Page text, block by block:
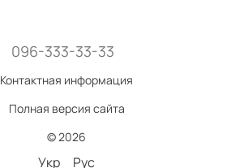
096-333-33-33
Контактная информация
Полная версия сайта
© 2026
Укр Рус